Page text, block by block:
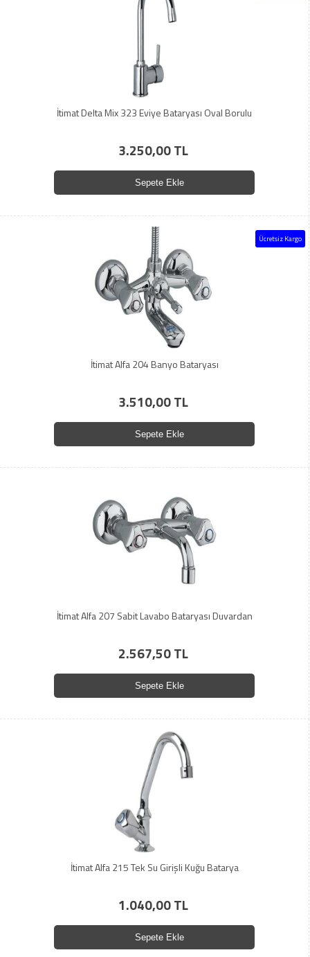
İtimat Delta Mix 323 Eviye Bataryası Oval Borulu
3.250,00 TL
Sepete Ekle
Ücretsiz Kargo
İtimat Alfa 204 Banyo Bataryası
3.510,00 TL
Sepete Ekle
İtimat Alfa 207 Sabit Lavabo Bataryası Duvardan
2.567,50 TL
Sepete Ekle
İtimat Alfa 215 Tek Su Girişli Kuğu Batarya
1.040,00 TL
Sepete Ekle